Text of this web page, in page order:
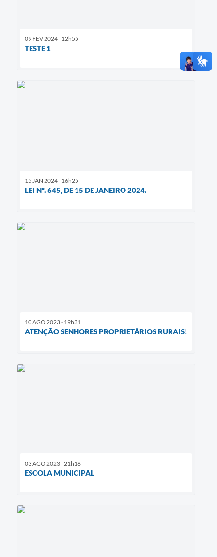
09 FEV 2024 - 12h55
TESTE 1
15 JAN 2024 - 16h25
LEI Nº. 645, DE 15 DE JANEIRO 2024.
10 AGO 2023 - 19h31
ATENÇÃO SENHORES PROPRIETÁRIOS RURAIS!
03 AGO 2023 - 21h16
ESCOLA MUNICIPAL